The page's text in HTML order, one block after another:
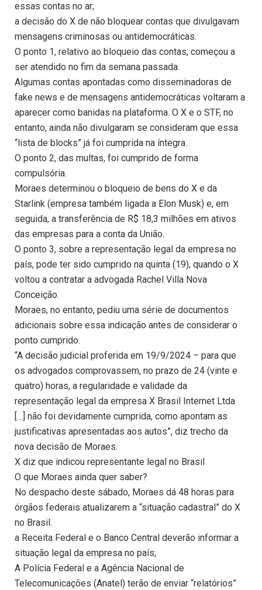
essas contas no ar;
a decisão do X de não bloquear contas que divulgavam
mensagens criminosas ou antidemocráticas.
O ponto 1, relativo ao bloqueio das contas, começou a
ser atendido no fim da semana passada.
Algumas contas apontadas como disseminadoras de
fake news e de mensagens antidemocráticas voltaram a
aparecer como banidas na plataforma. O X e o STF, no
entanto, ainda não divulgaram se consideram que essa
“lista de blocks” já foi cumprida na íntegra.
O ponto 2, das multas, foi cumprido de forma
compulsória.
Moraes determinou o bloqueio de bens do X e da
Starlink (empresa também ligada a Elon Musk) e, em
seguida, a transferência de R$ 18,3 milhões em ativos
das empresas para a conta da União.
O ponto 3, sobre a representação legal da empresa no
país, pode ter sido cumprido na quinta (19), quando o X
voltou a contratar a advogada Rachel Villa Nova
Conceição.
Moraes, no entanto, pediu uma série de documentos
adicionais sobre essa indicação antes de considerar o
ponto cumprido.
“A decisão judicial proferida em 19/9/2024 – para que
os advogados comprovassem, no prazo de 24 (vinte e
quatro) horas, a regularidade e validade da
representação legal da empresa X Brasil Internet Ltda
[…] não foi devidamente cumprida, como apontam as
justificativas apresentadas aos autos”, diz trecho da
nova decisão de Moraes.
X diz que indicou representante legal no Brasil
O que Moraes ainda quer saber?
No despacho deste sábado, Moraes dá 48 horas para
órgãos federais atualizarem a “situação cadastral” do X
no Brasil.
a Receita Federal e o Banco Central deverão informar a
situação legal da empresa no país;
A Polícia Federal e a Agência Nacional de
Telecomunicações (Anatel) terão de enviar “relatórios”